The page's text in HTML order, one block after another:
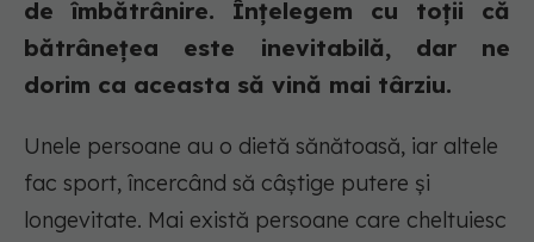
de îmbătrânire. Înțelegem cu toții că
bătrânețea este inevitabilă, dar ne
dorim ca aceasta să vină mai târziu.
Unele persoane au o dietă sănătoasă, iar altele
fac sport, încercând să câștige putere și
longevitate. Mai există persoane care cheltuiesc